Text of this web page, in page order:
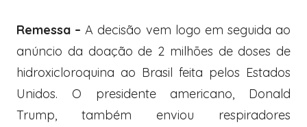
Remessa –A decisão vem logo em seguida ao
anúncio da doação de 2 milhões de doses de
hidroxicloroquina ao Brasil feita pelos Estados
Unidos. O presidente americano, Donald
Trump, também enviou respiradores